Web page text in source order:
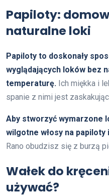
Papiloty:
naturalne loki
Papiloty to doskonały
wyglądających loków bez
temperaturę. Ich miękka i
spanie z nimi jest
Aby stworzyć wymarzone
wilgotne włosy na papiloty
Rano obudzisz się z burzą
Wałek do
używać?